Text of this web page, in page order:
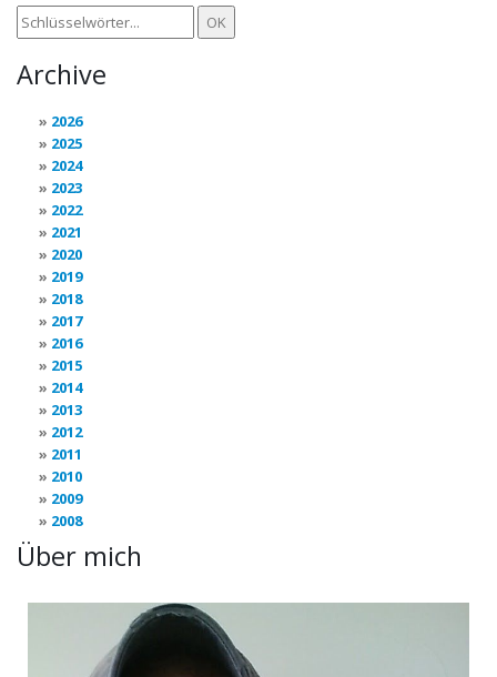
Archive
2026
2025
2024
2023
2022
2021
2020
2019
2018
2017
2016
2015
2014
2013
2012
2011
2010
2009
2008
Über mich